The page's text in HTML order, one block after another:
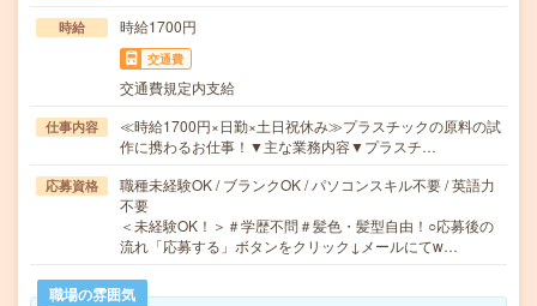
時給 時給1700円
交通費
交通費規定内支給
仕事内容
≪時給1700円×日勤×土日祝休み≫プラスチックの原料の試
作に携わるお仕事！▼主な業務内容▼プラスチ…
応募資格
職種未経験OK / ブランクOK / パソコンスキル不要 / 英語力
不要
＜未経験OK！＞＃学歴不問＃髪色・髪型自由！○応募後の
流れ「応募する」ボタンをクリック↓メールにてw…
職場の雰囲気